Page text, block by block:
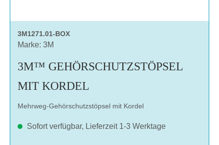
3M1271.01-BOX
Marke: 3M
3M™ GEHÖRSCHUTZSTÖPSEL
MIT KORDEL
Mehrweg-Gehörschutzstöpsel mit Kordel
Sofort verfügbar, Lieferzeit 1-3 Werktage